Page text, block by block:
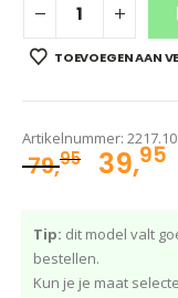
TOEVOEGEN AAN
Artikelnummer:
79,95 39,95
Tip: dit model valt
bestellen.
Kun je je maat